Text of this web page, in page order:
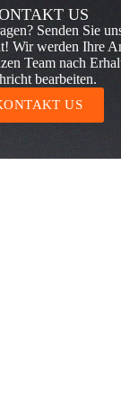
US
Senden Sie
Wir werden Ihre
Team nach
bearbeiten.
US